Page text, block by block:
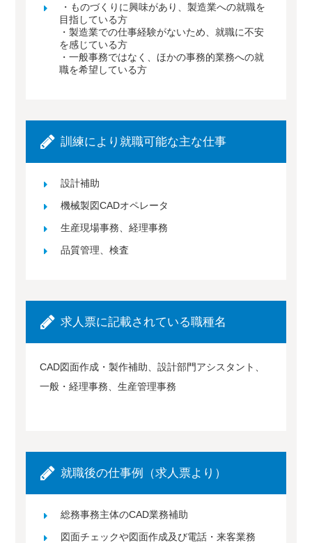
・ものづくりに興味があり、製造業への就職を
目指している方
・製造業での仕事経験がないため、就職に不安
を感じている方
・一般事務ではなく、ほかの事務的業務への就
職を希望している方
訓練により就職可能な主な仕事
設計補助
機械製図CADオペレータ
生産現場事務、経理事務
品質管理、検査
求人票に記載されている職種名
CAD図面作成・製作補助、設計部門アシスタント、
一般・経理事務、生産管理事務
就職後の仕事例（求人票より）
総務事務主体のCAD業務補助
図面チェックや図面作成及び電話・来客業務